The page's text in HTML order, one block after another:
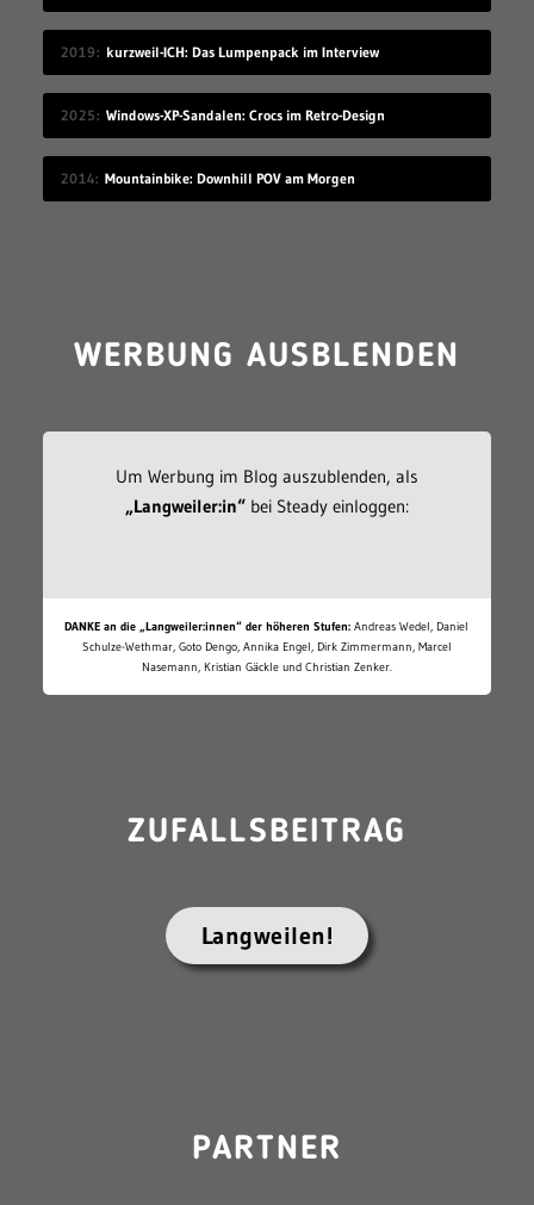
2019 kurzweil-ICH: Das Lumpenpack im Interview
2025 Windows-XP-Sandalen: Crocs im Retro-Design
2014 Mountainbike: Downhill POV am Morgen
WERBUNG AUSBLENDEN
Um Werbung im Blog auszublenden, als
„Langweiler:in“bei Steady einloggen:
DANKE an die „Langweiler:innen“ der höheren Stufen: Andreas Wedel, Daniel
Schulze-Wethmar, Goto Dengo, Annika Engel, Dirk Zimmermann, Marcel
Nasemann, Kristian Gäckle und Christian Zenker.
ZUFALLSBEITRAG
Langweilen!
PARTNER